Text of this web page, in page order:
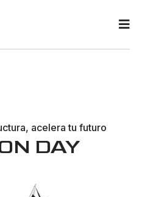
acelera tu futuro
DAY